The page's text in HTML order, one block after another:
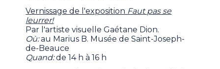
Vernissage de l'exposition Faut pas se
leurrer!
Par l'artiste visuelle Gaétane Dion.
Où:au Marius B. Musée de Saint-Joseph-
de-Beauce
Quand:de 14 h à 16 h